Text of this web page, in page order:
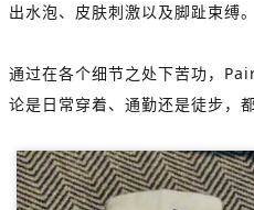
出水泡、皮肤刺激以及脚趾束缚。
通过在各个细节之处下苦功，
论是日常穿着、通勤还是徒步，